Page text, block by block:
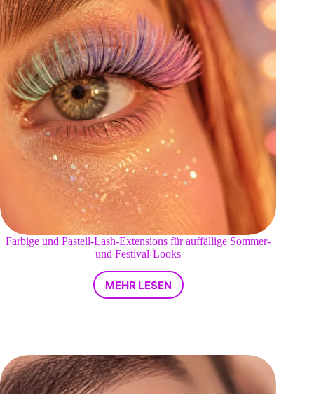
Farbige und Pastell-Lash-Extensions für auffällige Sommer-
und Festival-Looks
MEHR LESEN